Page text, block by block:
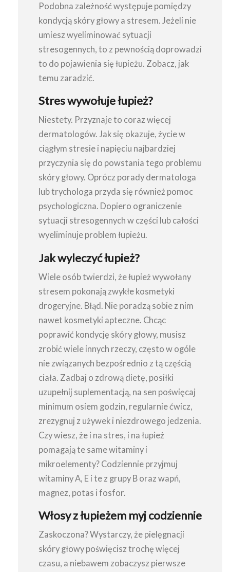
Podobna zależność występuje pomiędzy
kondycją skóry głowy a stresem. Jeżeli nie
umiesz wyeliminować sytuacji
stresogennych, to z pewnością doprowadzi
to do pojawienia się łupieżu. Zobacz, jak
temu zaradzić.
Stres wywołuje łupież?
Niestety. Przyznaje to coraz więcej
dermatologów. Jak się okazuje, życie w
ciągłym stresie i napięciu najbardziej
przyczynia się do powstania tego problemu
skóry głowy. Oprócz porady dermatologa
lub trychologa przyda się również pomoc
psychologiczna. Dopiero ograniczenie
sytuacji stresogennych w części lub całości
wyeliminuje problem łupieżu.
Jak wyleczyć łupież?
Wiele osób twierdzi, że łupież wywołany
stresem pokonają zwykłe kosmetyki
drogeryjne. Błąd. Nie poradzą sobie z nim
nawet kosmetyki apteczne. Chcąc
poprawić kondycję skóry głowy, musisz
zrobić wiele innych rzeczy, często w ogóle
nie związanych bezpośrednio z tą częścią
ciała. Zadbaj o zdrową dietę, posiłki
uzupełnij suplementacją, na sen poświęcaj
minimum osiem godzin, regularnie ćwicz,
zrezygnuj z używek i niezdrowego jedzenia.
Czy wiesz, że i na stres, i na łupież
pomagają te same witaminy i
mikroelementy? Codziennie przyjmuj
witaminy A, E i te z grupy B oraz wapń,
magnez, potas i fosfor.
Włosy z łupieżem myj codziennie
Zaskoczona? Wystarczy, że pielęgnacji
skóry głowy poświęcisz trochę więcej
czasu, a niebawem zobaczysz pierwsze